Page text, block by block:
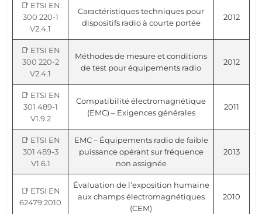
📑 ETSI EN
300 220-1
V2.4.1
Caractéristiques techniques pour
dispositifs radio à courte portée
2012
📑 ETSI EN
300 220-2
V2.4.1
Méthodes de mesure et conditions
de test pour équipements radio
2012
📑 ETSI EN
301 489-1
V1.9.2
Compatibilité électromagnétique
(EMC) – Exigences générales
2011
📑 ETSI EN
301 489-3
V1.6.1
EMC – Équipements radio de faible
puissance opérant sur fréquence
non assignée
2013
📑 ETSI EN
62479:2010
Évaluation de l’exposition humaine
aux champs électromagnétiques
(CEM)
2010